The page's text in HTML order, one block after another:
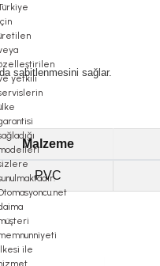
sabitlenmesini sağlar.
Malzeme
PVC